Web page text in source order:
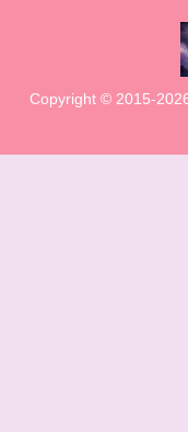
Copyright © 2015-